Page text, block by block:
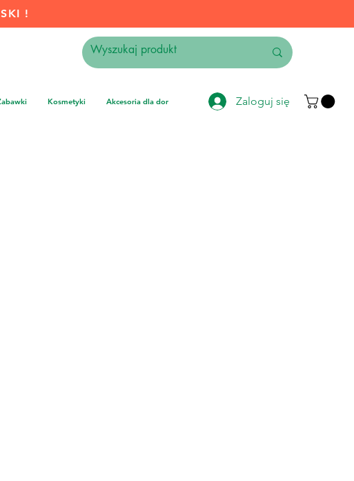
!
Kosmetyki Akcesoria dla domu Elektronika Instrumenty muzyczne
Zaloguj się